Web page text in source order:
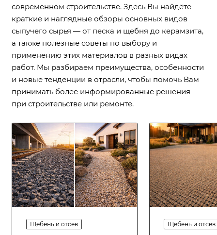
современном строительстве. Здесь Вы найдёте
краткие и наглядные обзоры основных видов
сыпучего сырья — от песка и щебня до керамзита,
а также полезные советы по выбору и
применению этих материалов в разных видах
работ. Мы разбираем преимущества, особенности
и новые тенденции в отрасли, чтобы помочь Вам
принимать более информированные решения
при строительстве или ремонте.
Щебень и отсев Щебень и отсев